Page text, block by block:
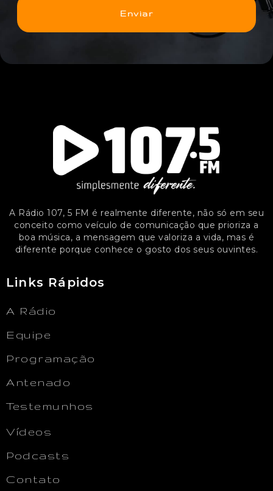
Enviar
A Rádio 107, 5 FM é realmente diferente, não só em seu
conceito como veículo de comunicação que prioriza a
boa música, a mensagem que valoriza a vida, mas é
diferente porque conhece o gosto dos seus ouvintes.
Links Rápidos
A Rádio
Equipe
Programação
Antenado
Testemunhos
Vídeos
Podcasts
Contato